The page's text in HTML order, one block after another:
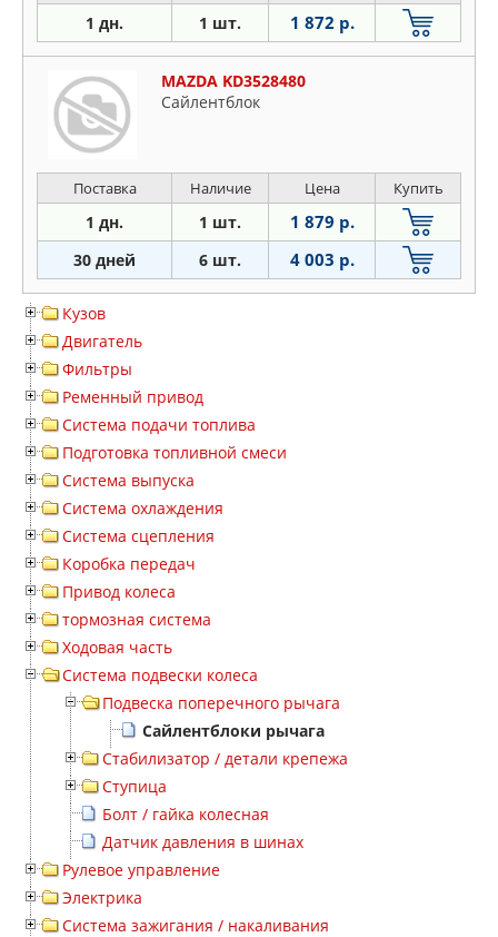
1 дн. 1 шт. 1 872 р.
MAZDA KD3528480
Сайлентблок
Поставка Наличие Цена Купить
1 дн. 1 шт. 1 879 р.
30 дней 6 шт. 4 003 р.
Кузов
Двигатель
Фильтры
Ременный привод
Система подачи топлива
Подготовка топливной смеси
Система выпуска
Система охлаждения
Система сцепления
Коробка передач
Привод колеса
тормозная система
Ходовая часть
Система подвески колеса
Подвеска поперечного рычага
Сайлентблоки рычага
Стабилизатор / детали крепежа
Ступица
Болт / гайка колесная
Датчик давления в шинах
Рулевое управление
Электрика
Система зажигания / накаливания